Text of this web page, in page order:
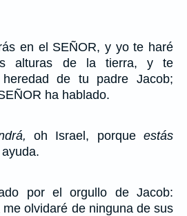
en el SEÑOR, y yo te haré
alturas de la tierra, y te
de tu padre Jacob;
ha hablado.
oh Israel, porqueestás
por el orgullo de Jacob:
olvidaré de ninguna de sus